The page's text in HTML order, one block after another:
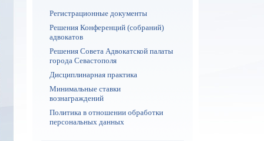
Регистрационные документы
Решения Конференций (собраний)
адвокатов
Решения Совета Адвокатской палаты
города Севастополя
Дисциплинарная практика
Минимальные ставки
вознаграждений
Политика в отношении обработки
персональных данных